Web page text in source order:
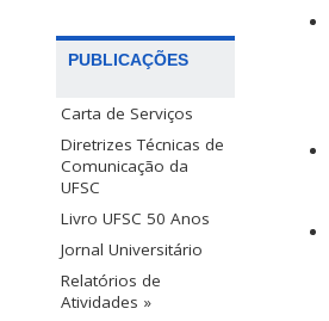
PUBLICAÇÕES
Carta de Serviços
Diretrizes Técnicas de
Comunicação da
UFSC
Livro UFSC 50 Anos
Jornal Universitário
Relatórios de
Atividades »